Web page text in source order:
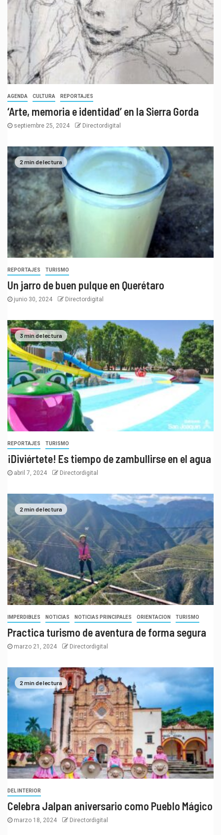
AGENDA CULTURA REPORTAJES
‘Arte, memoria e identidad’ en la Sierra Gorda
septiembre 25, 2024 Directordigital
2 min de lectura
REPORTAJES TURISMO
Un jarro de buen pulque en Querétaro
junio 30, 2024 Directordigital
3 min de lectura
REPORTAJES TURISMO
¡Diviértete! Es tiempo de zambullirse en el agua
abril 7, 2024 Directordigital
2 min de lectura
IMPERDIBLES NOTICIAS NOTICIAS PRINCIPALES ORIENTACION TURISMO
Practica turismo de aventura de forma segura
marzo 21, 2024 Directordigital
2 min de lectura
DEL INTERIOR
Celebra Jalpan aniversario como Pueblo Mágico
marzo 18, 2024 Directordigital